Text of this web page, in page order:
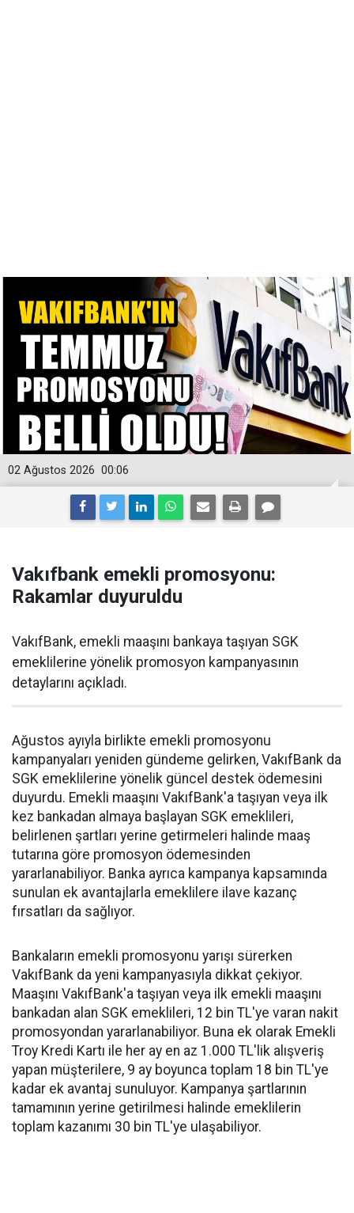
00:06
02 Ağustos 2026
Vakıfbank emekli promosyonu:
Rakamlar duyuruldu
VakıfBank, emekli maaşını bankaya taşıyan SGK
emeklilerine yönelik promosyon kampanyasının
detaylarını açıkladı.
Ağustos ayıyla birlikte emekli promosyonu
kampanyaları yeniden gündeme gelirken, VakıfBank da
SGK emeklilerine yönelik güncel destek ödemesini
duyurdu. Emekli maaşını VakıfBank'a taşıyan veya ilk
kez bankadan almaya başlayan SGK emeklileri,
belirlenen şartları yerine getirmeleri halinde maaş
tutarına göre promosyon ödemesinden
yararlanabiliyor. Banka ayrıca kampanya kapsamında
sunulan ek avantajlarla emeklilere ilave kazanç
fırsatları da sağlıyor.
Bankaların emekli promosyonu yarışı sürerken
VakıfBank da yeni kampanyasıyla dikkat çekiyor.
Maaşını VakıfBank'a taşıyan veya ilk emekli maaşını
bankadan alan SGK emeklileri, 12 bin TL'ye varan nakit
promosyondan yararlanabiliyor. Buna ek olarak Emekli
Troy Kredi Kartı ile her ay en az 1.000 TL'lik alışveriş
yapan müşterilere, 9 ay boyunca toplam 18 bin TL'ye
kadar ek avantaj sunuluyor. Kampanya şartlarının
tamamının yerine getirilmesi halinde emeklilerin
toplam kazanımı 30 bin TL'ye ulaşabiliyor.